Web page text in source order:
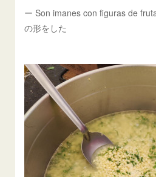
ー Son imanes con figuras de
の形をした